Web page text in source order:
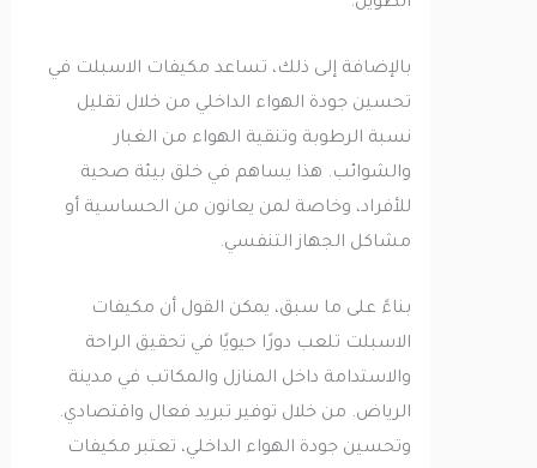
الطويل.
بالإضافة إلى ذلك، تساعد مكيفات الاسبلت في
تحسين جودة الهواء الداخلي من خلال تقليل
نسبة الرطوبة وتنقية الهواء من الغبار
والشوائب. هذا يساهم في خلق بيئة صحية
للأفراد، وخاصة لمن يعانون من الحساسية أو
مشاكل الجهاز التنفسي.
بناءً على ما سبق، يمكن القول أن مكيفات
الاسبلت تلعب دورًا حيويًا في تحقيق الراحة
والاستدامة داخل المنازل والمكاتب في مدينة
الرياض. من خلال توفير تبريد فعال واقتصادي.
وتحسين جودة الهواء الداخلي، تعتبر مكيفات